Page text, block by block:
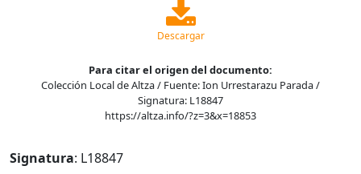
Descargar
Para citar el origen del documento:
Colección Local de Altza / Fuente: Ion Urrestarazu Parada /
Signatura: L18847
https://altza.info/?z=3&x=18853
Signatura: L18847